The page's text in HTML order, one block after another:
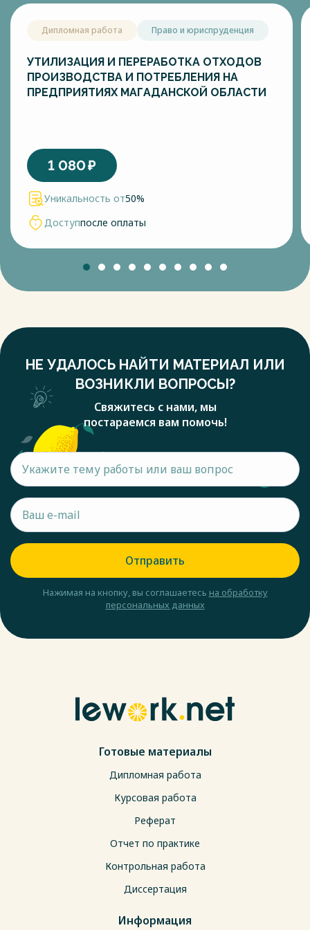
времени, обеспечивая постоянное качество и оптимизация
процесса кормления.
Рисунок 1 - Мойка для коров
Конструкция стойловых мест должна обеспечивать корове
оборудовано современным долгосрочным покрытием,
которое позволяет экономить на обслуживании. Например,
для стойла, для коров и нетелей, из полиуретана,
Animatress I, стандартных размеров 50 мм х 1000 мм х 1800
мм, Поверх нее укладывается резиновое покрытие
толщиной 3 мм, которое полностью закрывает подкладку
по всей длине пролета стойла. Производитель гарантирует
долгий срок службы, до 30 лет, и комфорт для животных.
Весь текст будет доступен
после покупки
Дипломная работа Право и юриспруденция
УТИЛИЗАЦИЯ И ПЕРЕРАБОТКА ОТХОДОВ
ПРОИЗВОДСТВА И ПОТРЕБЛЕНИЯ НА
ПРЕДПРИЯТИЯХ МАГАДАНСКОЙ ОБЛАСТИ
1 080₽
Уникальность от50%
Доступпосле оплаты
НЕ УДАЛОСЬ НАЙТИ МАТЕРИАЛ ИЛИ
ВОЗНИКЛИ ВОПРОСЫ?
Свяжитесь с нами, мы
постараемся вам помочь!
Отправить
Нажимая на кнопку, вы соглашаетесь на обработку
персональных данных
Готовые материалы
Дипломная работа
Курсовая работа
Реферат
Отчет по практике
Контрольная работа
Диссертация
Информация